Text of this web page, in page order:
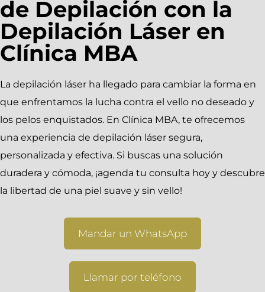
de Depilación con la
Depilación Láser en
Clínica MBA
La depilación láser ha llegado para cambiar la forma en
que enfrentamos la lucha contra el vello no deseado y
los pelos enquistados. En Clínica MBA, te ofrecemos
una experiencia de depilación láser segura,
personalizada y efectiva. Si buscas una solución
duradera y cómoda, ¡agenda tu consulta hoy y descubre
la libertad de una piel suave y sin vello!
Mandar un WhatsApp
Llamar por teléfono